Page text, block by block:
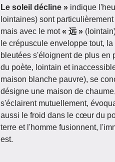
Le soleil décline » indique
lointaines) sont
mais avec le mot« 远 »
le crépuscule enveloppe tout,
bleutées s'éloignent de plus en
du poète, lointain et
maison blanche pauvre), se
désigne une maison de
s'éclairent mutuellement,
aussi le froid dans le cœur du
terre et l'homme fusionnent,
est.